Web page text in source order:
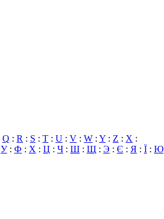
Q : R : S : T : U : V : W : Y : Z : X :
У: Ф : Х : Ц : Ч : Ш : Щ : Э : Є : Я : Ї : Ю